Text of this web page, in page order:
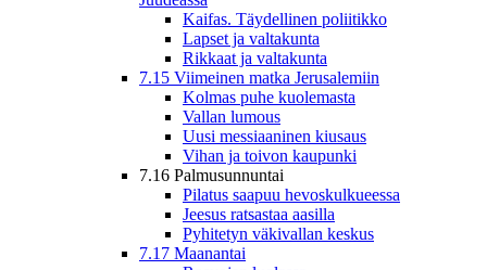
Kaifas. Täydellinen poliitikko
Lapset ja valtakunta
Rikkaat ja valtakunta
7.15 Viimeinen matka Jerusalemiin
Kolmas puhe kuolemasta
Vallan lumous
Uusi messiaaninen kiusaus
Vihan ja toivon kaupunki
7.16 Palmusunnuntai
Pilatus saapuu hevoskulkueessa
Jeesus ratsastaa aasilla
Pyhitetyn väkivallan keskus
7.17 Maanantai